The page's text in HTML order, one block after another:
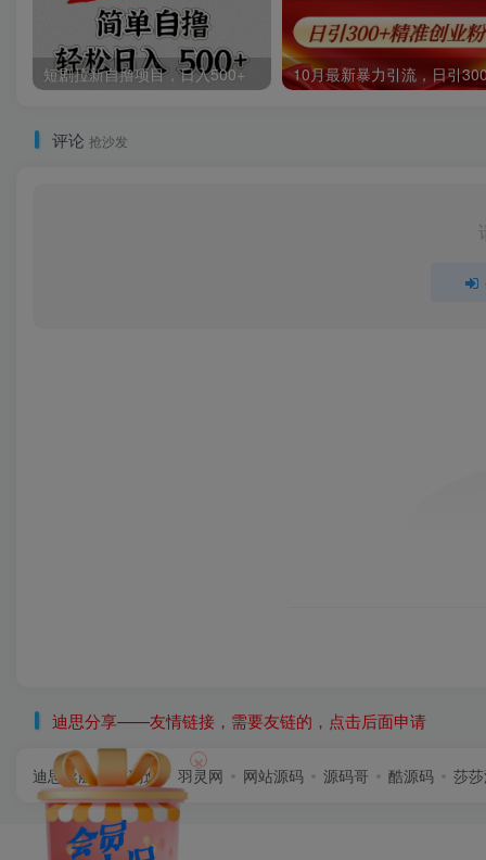
×
短剧拉新自撸项目，日入500+
评论 抢沙发
迪思分享——友情链接，需要友链的，点击后面申请
迪思导航 首码逸 羽灵网 网站源码 源码哥 酷源码 莎